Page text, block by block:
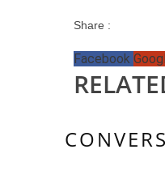
Share :
Facebook